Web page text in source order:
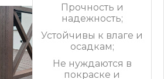
Прочность и
надежность;
Устойчивы к влаге и
осадкам;
Не нуждаются в
покраске и